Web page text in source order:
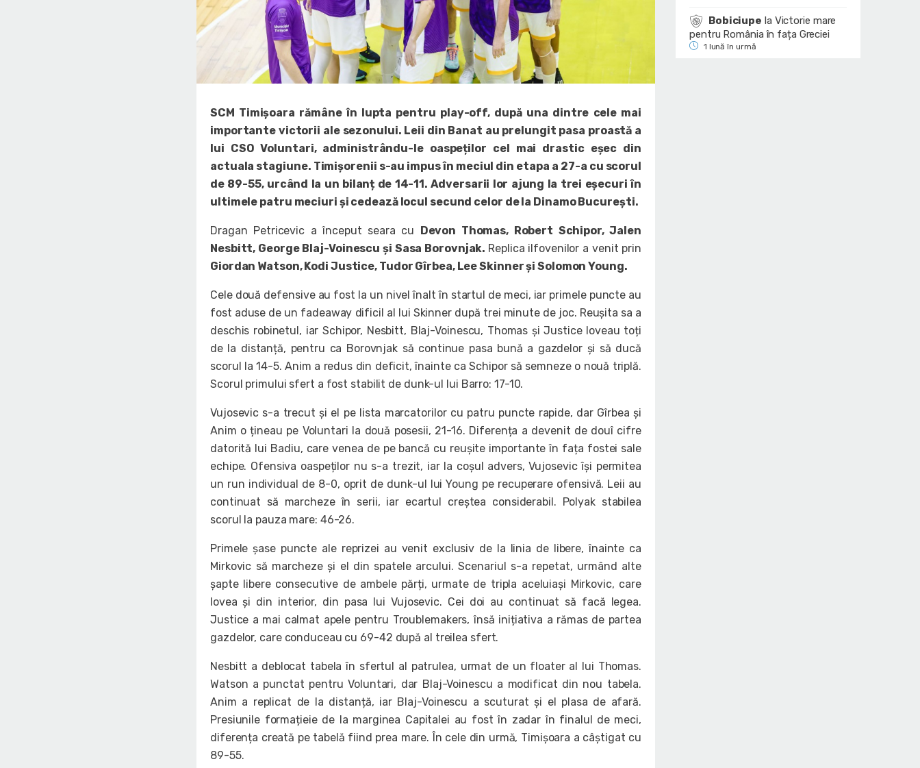
SCM Timișoara rămâne în lupta pentru play-off, după una dintre cele mai
importante victorii ale sezonului. Leii din Banat au prelungit pasa proastă a
lui CSO Voluntari, administrându-le oaspeților cel mai drastic eșec din
actuala stagiune. Timișorenii s-au impus în meciul din etapa a 27-a cu scorul
de 89-55, urcând la un bilanț de 14-11. Adversarii lor ajung la trei eșecuri în
ultimele patru meciuri și cedează locul secund celor de la Dinamo București.
Dragan Petricevic a început seara cu
Devon Thomas, Robert Schipor, Jalen
Nesbitt, George Blaj-Voinescu și Sasa Borovnjak. Replica ilfovenilor a venit prin
Giordan Watson, Kodi Justice, Tudor Gîrbea, Lee Skinner și Solomon Young.
Cele două defensive au fost la un nivel înalt în startul de meci, iar primele puncte au
fost aduse de un fadeaway dificil al lui Skinner după trei minute de joc. Reușita sa a
deschis robinetul, iar Schipor, Nesbitt, Blaj-Voinescu, Thomas și Justice loveau toți
de la distanță, pentru ca Borovnjak să continue pasa bună a gazdelor și să ducă
scorul la 14-5. Anim a redus din deficit, înainte ca Schipor să semneze o nouă triplă.
Scorul primului sfert a fost stabilit de dunk-ul lui Barro: 17-10.
Vujosevic s-a trecut și el pe lista marcatorilor cu patru puncte rapide, dar Gîrbea și
Anim o țineau pe Voluntari la două posesii, 21-16. Diferența a devenit de douî cifre
datorită lui Badiu, care venea de pe bancă cu reușite importante în fața fostei sale
echipe. Ofensiva oaspeților nu s-a trezit, iar la coșul advers, Vujosevic își permitea
un run individual de 8-0, oprit de dunk-ul lui Young pe recuperare ofensivă. Leii au
continuat să marcheze în serii, iar ecartul creștea considerabil. Polyak stabilea
scorul la pauza mare: 46-26.
Primele șase puncte ale reprizei au venit exclusiv de la linia de libere, înainte ca
Mirkovic să marcheze și el din spatele arcului. Scenariul s-a repetat, urmând alte
șapte libere consecutive de ambele părți, urmate de tripla aceluiași Mirkovic, care
lovea și din interior, din pasa lui Vujosevic. Cei doi au continuat să facă legea.
Justice a mai calmat apele pentru Troublemakers, însă inițiativa a rămas de partea
gazdelor, care conduceau cu 69-42 după al treilea sfert.
Nesbitt a deblocat tabela în sfertul al patrulea, urmat de un floater al lui Thomas.
Watson a punctat pentru Voluntari, dar Blaj-Voinescu a modificat din nou tabela.
Anim a replicat de la distanță, iar Blaj-Voinescu a scuturat și el plasa de afară.
Presiunile formațieie de la marginea Capitalei au fost în zadar în finalul de meci,
diferența creată pe tabelă fiind prea mare. În cele din urmă, Timișoara a câștigat cu
89-55.
Bobiciupe la Victorie mare
pentru România în fața Greciei
1 lună în urmă